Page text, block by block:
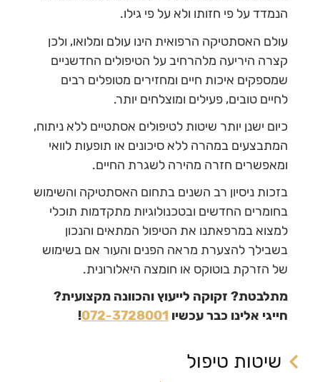
הנמדד על פי חזותו ולא על פי גילו.
עולם האסתטיקה הרפואית הינו עולם ומלואו, ולכן
קצרה היריעה מלהרחיב על הטיפולים החדשניים
שמספקים איכות חיים ומחזירים מטופלים רבים
לחיים טובים, פעילים ומוצלחים יותר.
כיום ישנן יותר שיטות לטיפולים אסתטיים ללא ניתוח,
המתבצעים במהרה ללא סיכונים או תופעות לוואי
ומאפשרים חזרה מהירה לשגרת החיים.
בזכות ניסיון רב השנים בתחום האסתטיקה והשימוש
בחומרים החדשים ובטכנולוגיות מתקדמות תוכלי
למצוא במרפאתנו את הטיפול המתאים והנכון
בשבילך להצערת מראה הפנים והעור אם בשימוש
של הזרקת בוטוקס או חומצה היאלורונית.
מתלבטת? זקוקה לייעוץ והכוונה מקצועית?
חייגי אלינו כבר עכשיו 072-3728001
!
שיטות טיפול